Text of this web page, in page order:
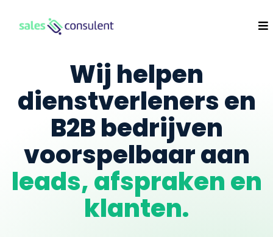
Wij helpen
dienstverleners en
B2B bedrijven
voorspelbaar aan
leads, afspraken en
klanten.